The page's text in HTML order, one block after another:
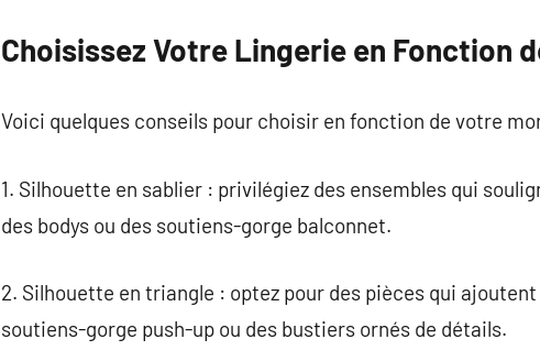
Choisissez Votre Lingerie en Fonction
Voici quelques conseils pour choisir en fonction de votre
1. Silhouette en sablier : privilégiez des ensembles qui
des bodys ou des soutiens-gorge balconnet.
2. Silhouette en triangle : optez pour des pièces qui
soutiens-gorge push-up ou des bustiers ornés de détails.